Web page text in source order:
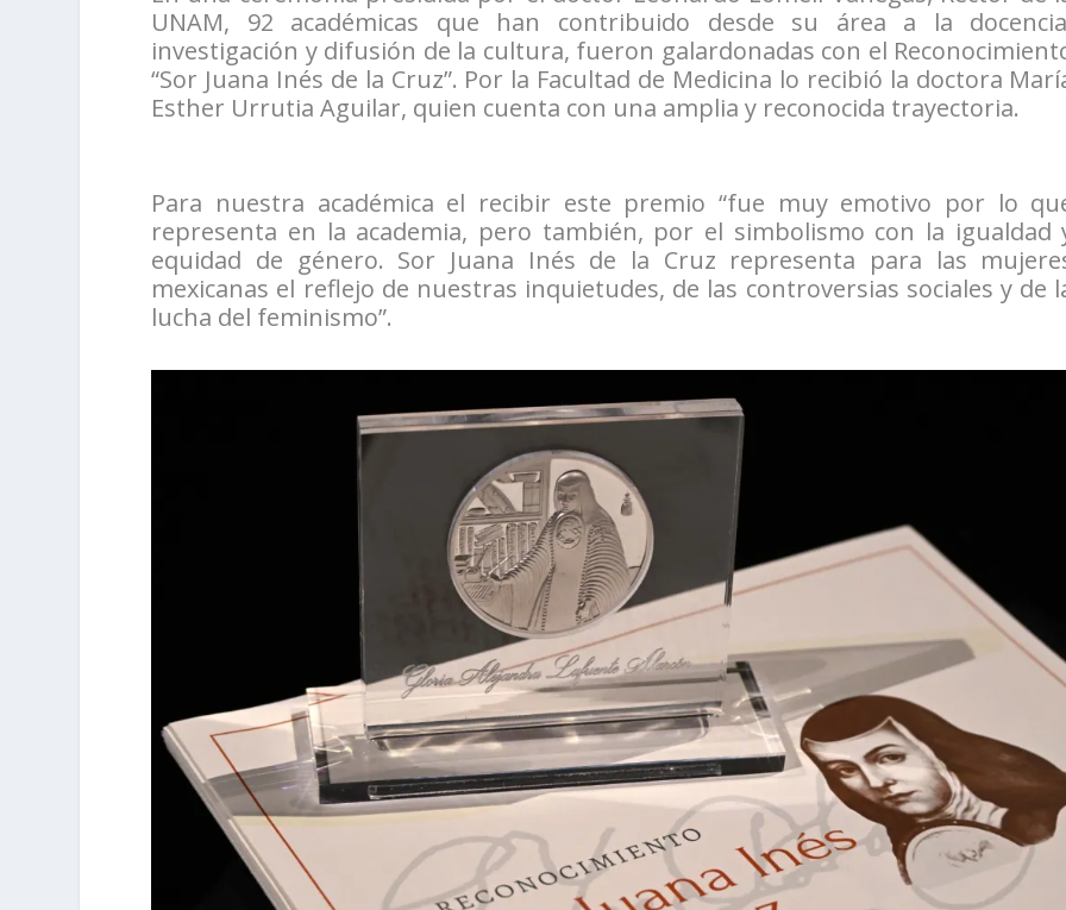
UNAM, 92 académicas que han contribuido desde su área a la
investigación y difusión de la cultura, fueron galardonadas con el
“Sor Juana Inés de la Cruz”. Por la Facultad de Medicina lo recibió la doctora
Esther Urrutia Aguilar, quien cuenta con una amplia y reconocida trayectoria.
Para nuestra académica el recibir este premio “fue muy emotivo por lo
representa en la academia, pero también, por el simbolismo con la igualdad
equidad de género. Sor Juana Inés de la Cruz representa para las
mexicanas el reflejo de nuestras inquietudes, de las controversias sociales y de
lucha del feminismo”.